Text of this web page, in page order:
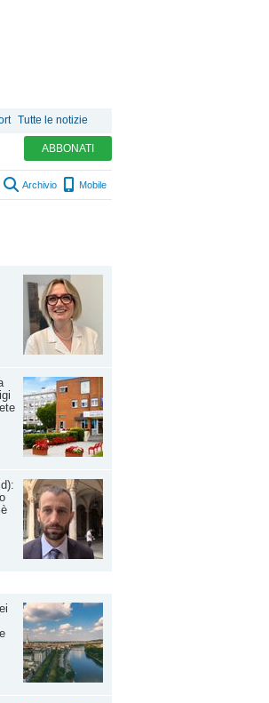
Tutte le notizie
ABBONATI
Archivio Mobile